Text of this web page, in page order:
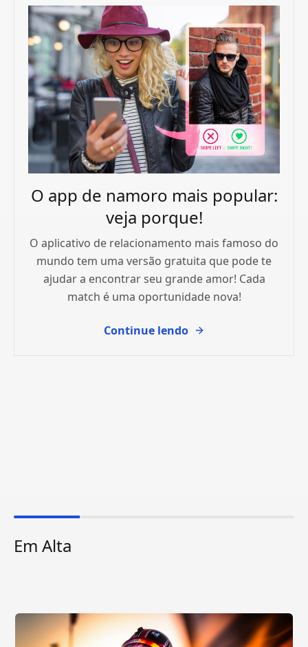
O app de namoro mais popular:
veja porque!
O aplicativo de relacionamento mais famoso do
mundo tem uma versão gratuita que pode te
ajudar a encontrar seu grande amor! Cada
match é uma oportunidade nova!
Continue lendo
Em Alta